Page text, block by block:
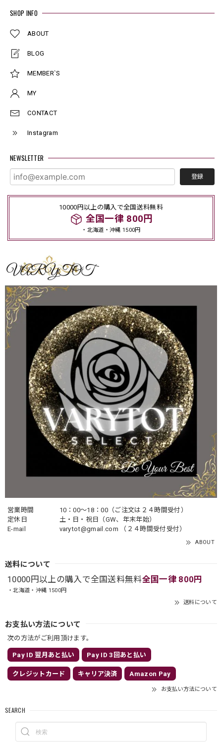
SHOP INFO
ABOUT
BLOG
MEMBER`S
MY
CONTACT
Instagram
NEWSLETTER
登録
10000円以上の購入で全国送料無料
全国一律 800円
・北海道・沖縄 1500円
営業時間
10：00〜18：00（ご注文は２４時間受付）
定休日
土・日・祝日（GW、年末年始）
E-mail
varytot@gmail.com （２４時間受付受付）
ABOUT
送料について
10000円以上の購入で全国送料無料全国一律 800円
・北海道・沖縄 1500円
送料について
お支払い方法について
次の方法がご利用頂けます。
Pay ID 翌月あと払い Pay ID 3回あと払い
クレジットカード キャリア決済 Amazon Pay
お支払い方法について
SEARCH